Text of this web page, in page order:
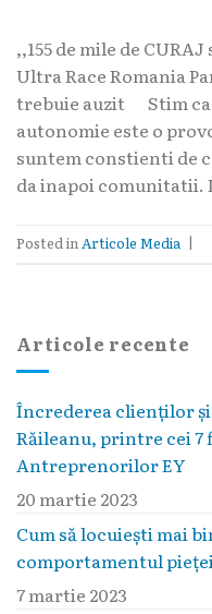
Articole recente
Încrederea clienților
Răileanu, printre cei 7
Antreprenorilor EY
20 martie 2023
Cum să locuieşti mai
comportamentul
7 martie 2023
,,155 de mile de
Ultra Race Romania
trebuie auzit Stim ca
autonomie este o
suntem constienti de
da inapoi comunitatii.
Posted inArticole Media |